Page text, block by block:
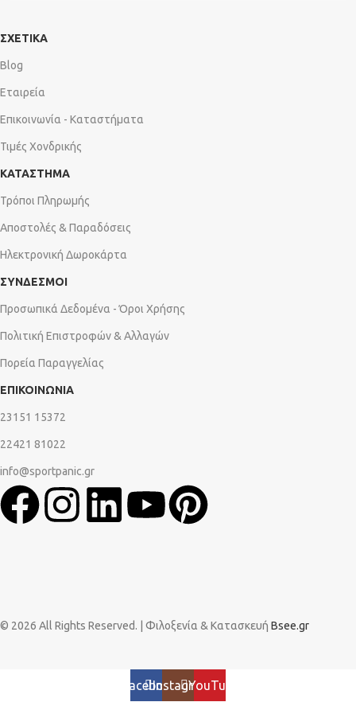
ΣΧΕΤΙΚΑ
Blog
Εταιρεία
Επικοινωνία - Καταστήματα
Τιμές Χονδρικής
ΚΑΤΑΣΤΗΜΑ
Τρόποι Πληρωμής
Αποστολές & Παραδόσεις
Ηλεκτρονική Δωροκάρτα
ΣΥΝΔΕΣΜΟΙ
Προσωπικά Δεδομένα - Όροι Χρήσης
Πολιτική Επιστροφών & Αλλαγών
Πορεία Παραγγελίας
ΕΠΙΚΟΙΝΩΝΙΑ
23151 15372
22421 81022
info@sportpanic.gr
© 2026 All Rights Reserved. | Φιλοξενία & Κατασκευή Bsee.gr
FacebookInstagramYouTube